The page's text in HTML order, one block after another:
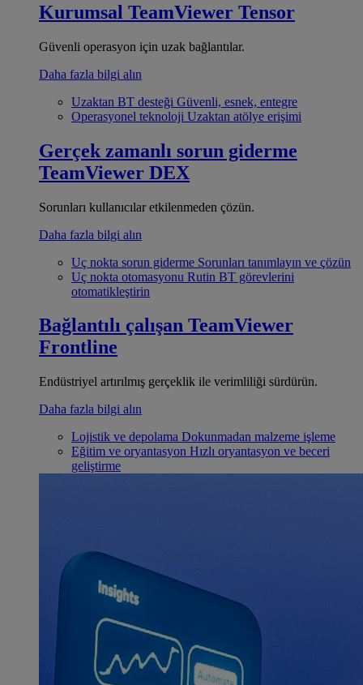
Kurumsal TeamViewer Tensor
Güvenli operasyon için uzak bağlantılar.
Daha fazla bilgi alın
Uzaktan BT desteği Güvenli, esnek, entegre
Operasyonel teknoloji Uzaktan atölye erişimi
Gerçek zamanlı sorun giderme
TeamViewer DEX
Sorunları kullanıcılar etkilenmeden çözün.
Daha fazla bilgi alın
Uç nokta sorun giderme Sorunları tanımlayın ve çözün
Uç nokta otomasyonu Rutin BT görevlerini
otomatikleştirin
Bağlantılı çalışan TeamViewer
Frontline
Endüstriyel artırılmış gerçeklik ile verimliliği sürdürün.
Daha fazla bilgi alın
Lojistik ve depolama Dokunmadan malzeme işleme
Eğitim ve oryantasyon Hızlı oryantasyon ve beceri
geliştirme